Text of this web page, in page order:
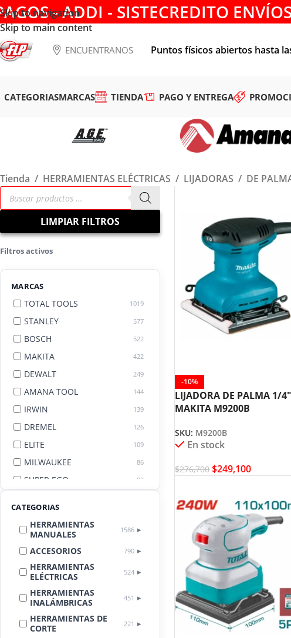
Skip to navigation
Skip to main content
- ADDI - SISTECREDITO
ENCUENTRANOS Puntos físicos abiertos hasta
CATEGORIASMARCAS TIENDA PAGO Y ENTREGA
Tienda / HERRAMIENTAS ELÉCTRICAS / LIJADORAS / DE
LIMPIAR FILTROS
Filtros activos
MARCAS
TOTAL TOOLS 1019
STANLEY 577
BOSCH 522
MAKITA 422
DEWALT 249
AMANA TOOL 144
IRWIN 139
DREMEL 126
ELITE 109
MILWAUKEE 86
SUPER EGO 82
CATEGORIAS
HERRAMIENTAS
MANUALES
1586
ACCESORIOS 790
HERRAMIENTAS
ELÉCTRICAS
524
HERRAMIENTAS
INALÁMBRICAS
451
HERRAMIENTAS DE
CORTE
221
-10%
LIJADORA DE PALMA 1/4″
MAKITA M9200B
SKU: M9200B
En stock
$276,700 $249,100